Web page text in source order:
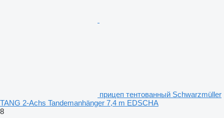
прицеп тентованный Schwarzmüller
TANG 2-Achs Tandemanhänger 7,4 m EDSCHA
8